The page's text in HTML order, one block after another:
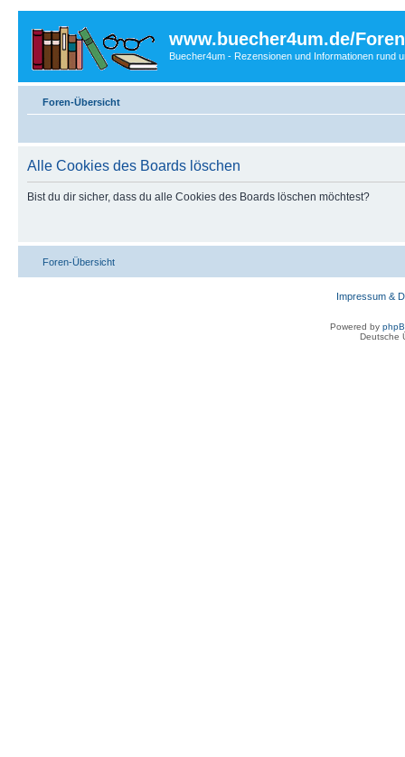
www.buecher4um.de/Foren
Buecher4um - Rezensionen und Informationen rund
Foren-Übersicht
Alle Cookies des Boards löschen
Bist du dir sicher, dass du alle Cookies des Boards löschen möchtest?
Foren-Übersicht
Impressum &
Powered by
Deutsche